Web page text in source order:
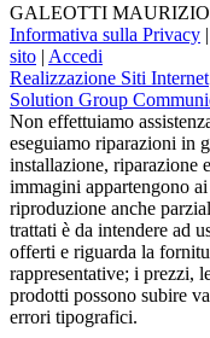
GALEOTTI MAURIZIO
Informativa sulla Privacy |
sito | Accedi
Realizzazione Siti Internet
Solution Group
Non effettuiamo
eseguiamo riparazioni in
installazione, riparazione
immagini appartengono
riproduzione anche
trattati è da intendere ad
offerti e riguarda la
rappresentative; i prezzi,
prodotti possono subire
errori tipografici.